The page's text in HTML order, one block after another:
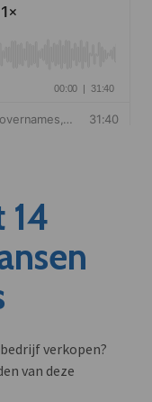
14
verkopen?
van deze